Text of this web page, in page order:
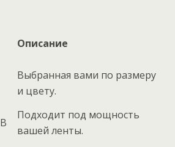
Описание
Выбранная вами по размеру
и цвету.
Подходит под мощность
вашей ленты.